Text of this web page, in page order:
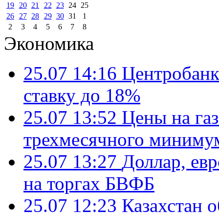
19
20 21 22 23 24
25
26
27 28 29 30 31
1
2
3 4 5 6 7 8
Экономика
25.07 14:16
ставку до 18%
25.07 13:52 Цены на
трехмесячного
25.07 13:27 Доллар,
на торгах БВФБ
25.07 12:23 Казахстан